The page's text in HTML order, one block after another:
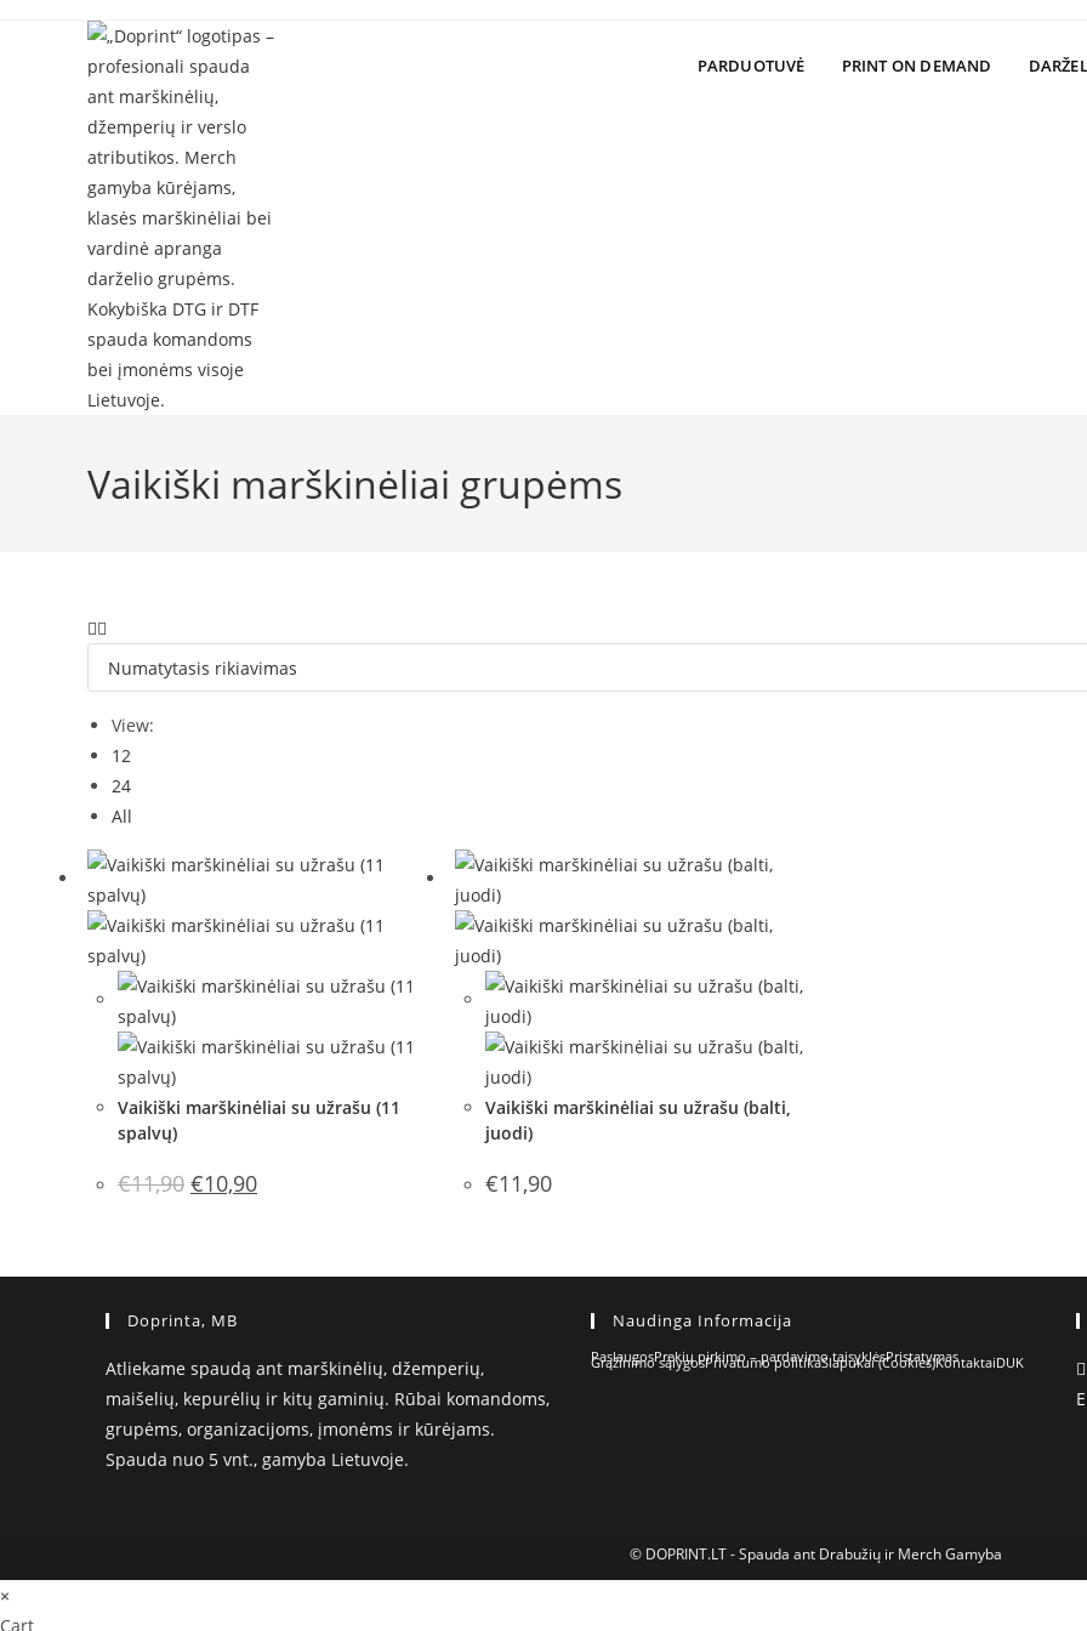
PARDUOTUVĖ PRINT ON DEMAND
Vaikiški marškinėliai grupėms
View:
12
24
All
Vaikiški marškinėliai su užrašu (11
spalvų)
€11,90 Original
price
€10,90Current
price
Vaikiški marškinėliai su užrašu (balti,
juodi)
€11,90
Doprinta, MB
Atliekame spaudą ant marškinėlių, džemperių,
maišelių, kepurėlių ir kitų gaminių. Rūbai komandoms,
grupėms, organizacijoms, įmonėms ir kūrėjams.
Spauda nuo 5 vnt., gamyba Lietuvoje.
Naudinga Informacija
PaslaugosPrekių pirkimo – pardavimo taisyklėsPristatymas
Grąžinimo sąlygosPrivatumo politikaSlapukai (Cookies)KontaktaiDUK
© DOPRINT.LT - Spauda ant Drabužių ir Merch Gamyba
×
Cart